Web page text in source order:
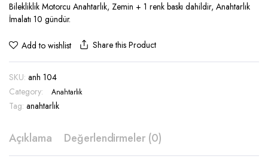
Bilekliklik Motorcu Anahtarlık, Zemin + 1 renk baskı dahildir, Anahtarlık
İmalatı 10 gündür.
Add to wishlist Share this Product
SKU: anh 104
Category:
Anahtarlık
Tag: anahtarlık
Açıklama Değerlendirmeler (0)